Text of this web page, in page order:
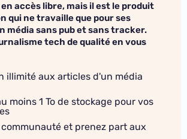
accès libre, mais il est le produit
qui ne travaille que pour ses
média sans pub et sans tracker.
tech de qualité en vous
illimité aux articles d'un média
moins 1 To de stockage pour vos
et prenez part aux